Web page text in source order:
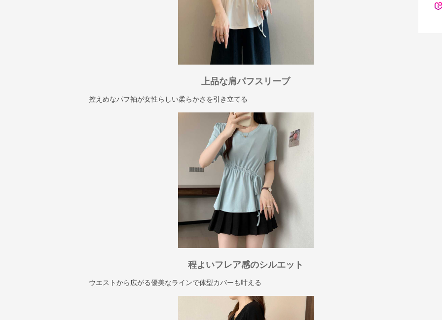
上品な肩パフスリーブ
控えめなパフ袖が女性らしい柔らかさを引き立てる
程よいフレア感のシルエット
ウエストから広がる優美なラインで体型カバーも叶える